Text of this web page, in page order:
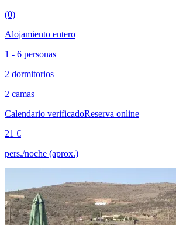
(0)
Alojamiento entero
1 - 6 personas
2 dormitorios
2 camas
Calendario verificadoReserva online
21 €
pers./noche (aprox.)